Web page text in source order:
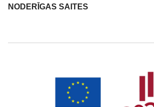
NODERĪGAS SAITES